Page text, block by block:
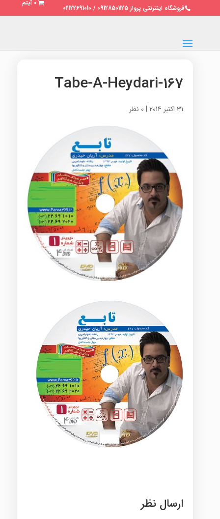
فروشگاه اینترنتی پرواز 09128501125 / 02122691010
0 آیتم
167-Tabe-A-Heydari
31 اکتبر 2014 | 0 نظر
ارسال نظر